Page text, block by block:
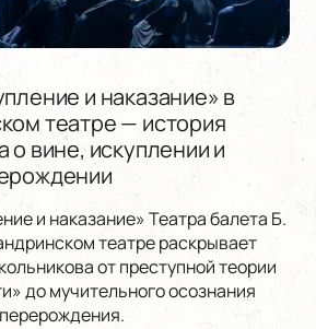
и наказание» в
театре — история
о вине, искуплении и
и наказание» Театра балета Б.
театре раскрывает
от преступной теории
до мучительного осознания